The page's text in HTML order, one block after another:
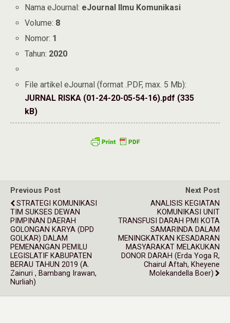
Nama eJournal: eJournal Ilmu Komunikasi
Volume: 8
Nomor: 1
Tahun: 2020
File artikel eJournal (format .PDF, max. 5 Mb):
JURNAL RISKA (01-24-20-05-54-16).pdf (335
kB)
Previous Post
STRATEGI KOMUNIKASI
TIM SUKSES DEWAN
PIMPINAN DAERAH
GOLONGAN KARYA (DPD
GOLKAR) DALAM
PEMENANGAN PEMILU
LEGISLATIF KABUPATEN
BERAU TAHUN 2019 (A.
Zainuri , Bambang Irawan,
Nurliah)
Next Post
ANALISIS KEGIATAN
KOMUNIKASI UNIT
TRANSFUSI DARAH PMI KOTA
SAMARINDA DALAM
MENINGKATKAN KESADARAN
MASYARAKAT MELAKUKAN
DONOR DARAH (Erda Yoga R,
Chairul Aftah, Kheyene
Molekandella Boer)